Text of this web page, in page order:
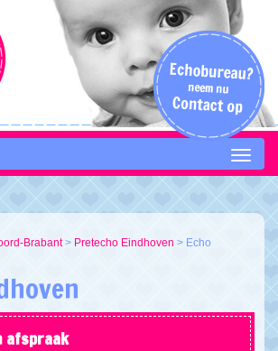
Brabant> Pretecho Eindhoven > Echo
afspraak